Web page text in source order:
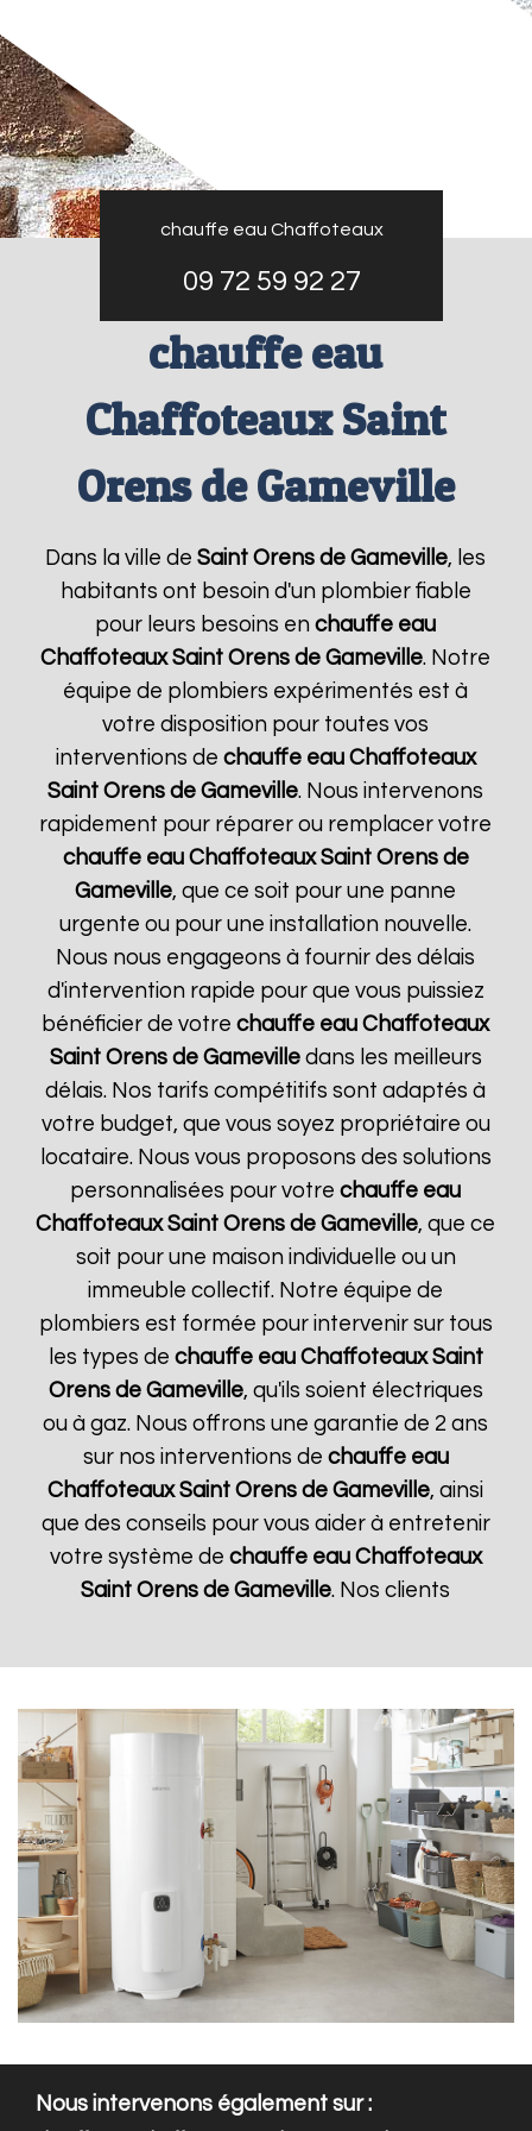
chauffe eau Chaffoteaux
09 72 59 92 27
chauffe eau
Chaffoteaux Saint
Orens de Gameville
Dans la ville deSaint Orens de Gameville, les
habitants ont besoin d'un plombier fiable
pour leurs besoins enchauffe eau
Chaffoteaux Saint Orens de Gameville. Notre
équipe de plombiers expérimentés est à
votre disposition pour toutes vos
interventions de chauffe eau Chaffoteaux
Saint Orens de Gameville. Nous intervenons
rapidement pour réparer ou remplacer votre
chauffe eau Chaffoteaux Saint Orens de
Gameville, que ce soit pour une panne
urgente ou pour une installation nouvelle.
Nous nous engageons à fournir des délais
d'intervention rapide pour que vous puissiez
bénéficier de votrechauffe eau Chaffoteaux
Saint Orens de Gamevilledans les meilleurs
délais. Nos tarifs compétitifs sont adaptés à
votre budget, que vous soyez propriétaire ou
locataire. Nous vous proposons des solutions
personnalisées pour votrechauffe eau
Chaffoteaux Saint Orens de Gameville, que ce
soit pour une maison individuelle ou un
immeuble collectif. Notre équipe de
plombiers est formée pour intervenir sur tous
les types de chauffe eau Chaffoteaux Saint
Orens de Gameville, qu'ils soient électriques
ou à gaz. Nous offrons une garantie de 2 ans
sur nos interventions de chauffe eau
Chaffoteaux Saint Orens de Gameville, ainsi
que des conseils pour vous aider à entretenir
votre système de chauffe eau Chaffoteaux
Saint Orens de Gameville. Nos clients
Nous intervenons également sur :